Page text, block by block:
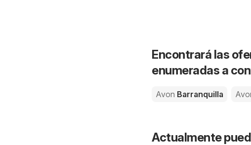
Encontrará las
enumeradas a
Avon Barranquilla
Actualmente